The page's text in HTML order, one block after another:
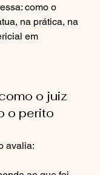
como o
na prática, na
em
o juiz
o perito
avalia: